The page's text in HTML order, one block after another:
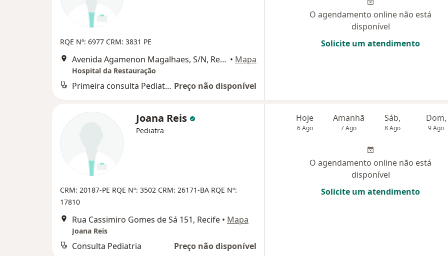
RQE Nº: 6977 CRM: 3831 PE
Avenida Agamenon Magalhaes, S/N, Recife • Mapa
Hospital da Restauração
Primeira consulta Pediatria Preço não disponível
O agendamento online não está
disponível
Solicite um atendimento
Joana Reis
Pediatra
CRM: 20187-PE RQE Nº: 3502 CRM: 26171-BA RQE Nº:
17810
Rua Cassimiro Gomes de Sá 151, Recife • Mapa
Joana Reis
Consulta Pediatria Preço não disponível
Hoje
6 Ago
Amanhã
7 Ago
Sáb,
8 Ago
Dom,
9 Ago
O agendamento online não está
disponível
Solicite um atendimento